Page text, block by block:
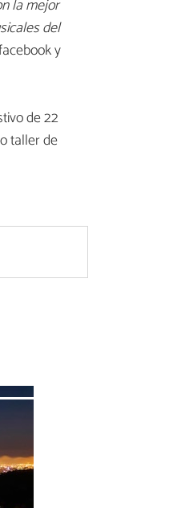
la mejor
del
y
de 22
taller de